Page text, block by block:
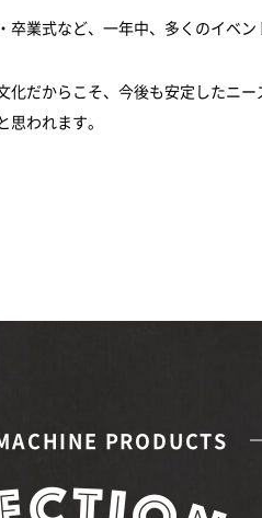
業式など、一年中、多くのイベン
だからこそ、今後も安定したニ
われます。
PRODUCTS